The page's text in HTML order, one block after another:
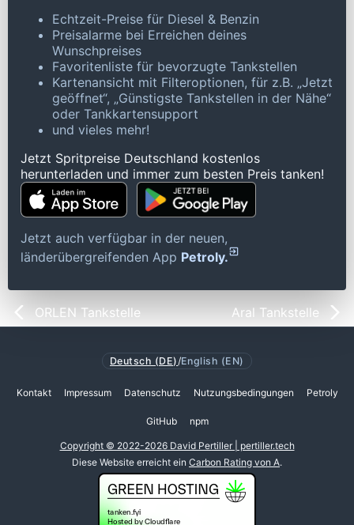
Echtzeit-Preise für Diesel & Benzin
Preisalarme bei Erreichen deines
Wunschpreises
Favoritenliste für bevorzugte Tankstellen
Kartenansicht mit Filteroptionen, für z.B. „Jetzt
geöffnet“, „Günstigste Tankstellen in der Nähe“
oder Tankkartensupport
und vieles mehr!
Jetzt Spritpreise Deutschland kostenlos
herunterladen und immer zum besten Preis tanken!
Jetzt auch verfügbar in der neuen,
länderübergreifenden App Petroly.
ORLEN Tankstelle Aral Tankstelle
Deutsch (DE) /English (EN)
Kontakt Impressum Datenschutz Nutzungsbedingungen Petroly
GitHub npm
Copyright © 2022-2026 David Pertiller | pertiller.tech
Diese Website erreicht ein Carbon Rating von A.